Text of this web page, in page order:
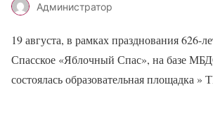
Администратор
19 августа, в рамках празднования 626-
Спасское «Яблочный Спас», на базе
состоялась образовательная